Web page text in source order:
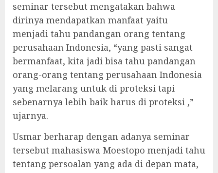
seminar tersebut mengatakan bahwa
dirinya mendapatkan manfaat yaitu
menjadi tahu pandangan orang tentang
perusahaan Indonesia, “yang pasti sangat
bermanfaat, kita jadi bisa tahu pandangan
orang-orang tentang perusahaan Indonesia
yang melarang untuk di proteksi tapi
sebenarnya lebih baik harus di proteksi ,”
ujarnya.
Usmar berharap dengan adanya seminar
tersebut mahasiswa Moestopo menjadi tahu
tentang persoalan yang ada di depan mata,